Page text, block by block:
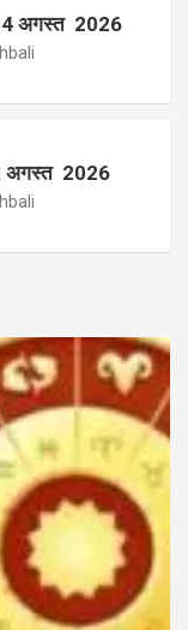
अगस्त 2026
अगस्त 2026